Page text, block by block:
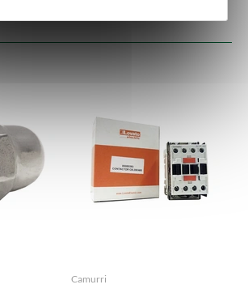
Camurri